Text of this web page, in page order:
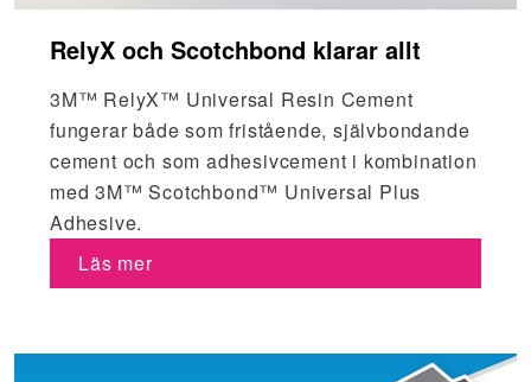
RelyX och Scotchbond klarar allt
3M™ RelyX™ Universal Resin Cement
fungerar både som fristående, självbondande
cement och som adhesivcement i kombination
med 3M™ Scotchbond™ Universal Plus
Adhesive.
Läs mer